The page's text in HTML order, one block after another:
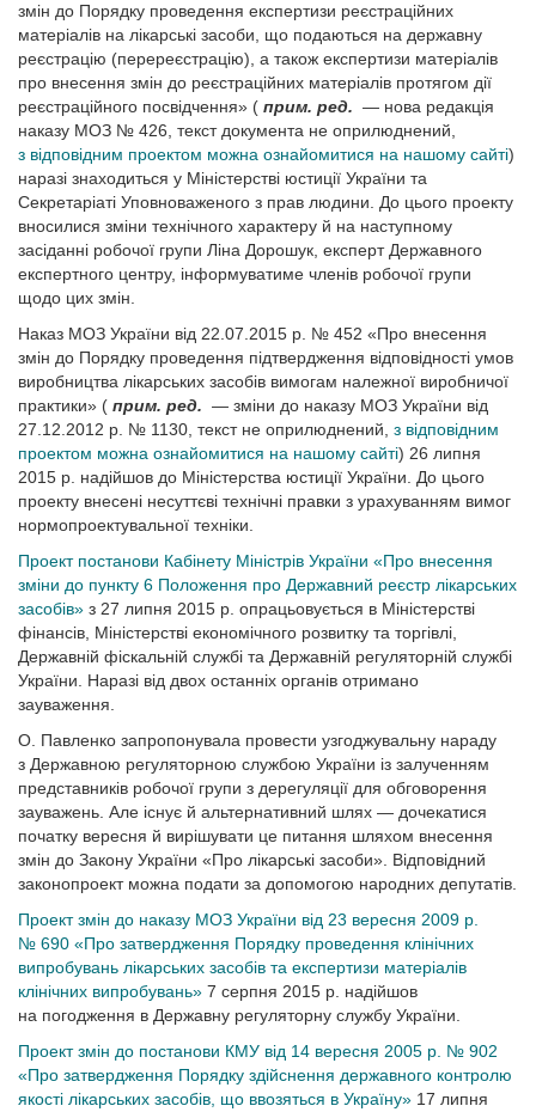
змін до Порядку проведення експертизи реєстраційних
матеріалів на лікарські засоби, що подаються на державну
реєстрацію (перереєстрацію), а також експертизи матеріалів
про внесення змін до реєстраційних матеріалів протягом дії
реєстраційного посвідчення» ( прим. ред. — нова редакція
наказу МОЗ № 426, текст документа не оприлюднений,
з відповідним проектом можна ознайомитися на нашому сайті)
наразі знаходиться у Міністерстві юстиції України та
Секретаріаті Уповноваженого з прав людини. До цього проекту
вносилися зміни технічного характеру й на наступному
засіданні робочої групи Ліна Дорошук, експерт Державного
експертного центру, інформуватиме членів робочої групи
щодо цих змін.
Наказ МОЗ України від 22.07.2015 р. № 452 «Про внесення
змін до Порядку проведення підтвердження відповідності умов
виробництва лікарських засобів вимогам належної виробничої
практики» ( прим. ред. — зміни до наказу МОЗ України від
27.12.2012 р. № 1130, текст не оприлюднений, з відповідним
проектом можна ознайомитися на нашому сайті) 26 липня
2015 р. надійшов до Міністерства юстиції України. До цього
проекту внесені несуттєві технічні правки з урахуванням вимог
нормопроектувальної техніки.
Проект постанови Кабінету Міністрів України «Про внесення
зміни до пункту 6 Положення про Державний реєстр лікарських
засобів» з 27 липня 2015 р. опрацьовується в Міністерстві
фінансів, Міністерстві економічного розвитку та торгівлі,
Державній фіскальній службі та Державній регуляторній службі
України. Наразі від двох останніх органів отримано
зауваження.
О. Павленко запропонувала провести узгоджувальну нараду
з Державною регуляторною службою України із залученням
представників робочої групи з дерегуляції для обговорення
зауважень. Але існує й альтернативний шлях — дочекатися
початку вересня й вирішувати це питання шляхом внесення
змін до Закону України «Про лікарські засоби». Відповідний
законопроект можна подати за допомогою народних депутатів.
Проект змін до наказу МОЗ України від 23 вересня 2009 р.
№ 690 «Про затвердження Порядку проведення клінічних
випробувань лікарських засобів та експертизи матеріалів
клінічних випробувань» 7 серпня 2015 р. надійшов
на погодження в Державну регуляторну службу України.
Проект змін до постанови КМУ від 14 вересня 2005 р. № 902
«Про затвердження Порядку здійснення державного контролю
якості лікарських засобів, що ввозяться в Україну» 17 липня